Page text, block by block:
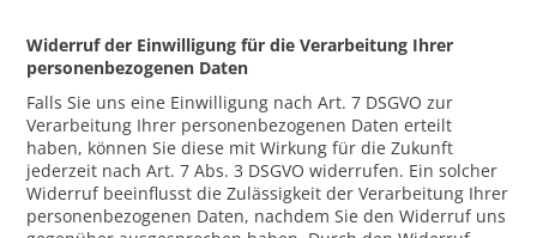
Widerruf der Einwilligung für die Verarbeitung Ihrer
personenbezogenen Daten
Falls Sie uns eine Einwilligung nach Art. 7 DSGVO zur
Verarbeitung Ihrer personenbezogenen Daten erteilt
haben, können Sie diese mit Wirkung für die Zukunft
jederzeit nach Art. 7 Abs. 3 DSGVO widerrufen. Ein solcher
Widerruf beeinflusst die Zulässigkeit der Verarbeitung Ihrer
personenbezogenen Daten, nachdem Sie den Widerruf uns